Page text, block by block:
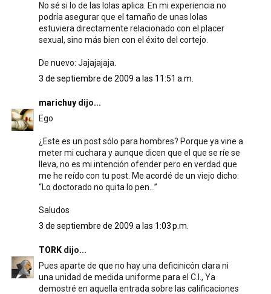
No sé si lo de las lolas aplica. En mi experiencia no
podría asegurar que el tamaño de unas lolas
estuviera directamente relacionado con el placer
sexual, sino más bien con el éxito del cortejo.
De nuevo: Jajajajaja.
3 de septiembre de 2009 a las 11:51 a.m.
marichuydijo...
Ego
¿Este es un post sólo para hombres? Porque ya vine a
meter mi cuchara y aunque dicen que el que se ríe se
lleva, no es mi intención ofender pero en verdad que
me he reído con tu post. Me acordé de un viejo dicho:
“Lo doctorado no quita lo pen…”
Saludos
3 de septiembre de 2009 a las 1:03 p.m.
TORKdijo...
Pues aparte de que no hay una deficinicón clara ni
una unidad de medida uniforme para el C.I., Ya
demostré en aquella entrada sobre las calificaciones